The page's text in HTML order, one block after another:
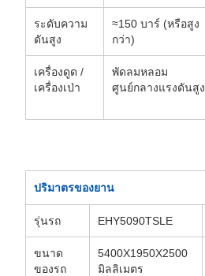
ระดับความ
ดันสูง
≈150 บาร์ (หรือสูง
กว่า)
เครื่องดูด /
เครื่องเป่า
พัดลมหลอม
ศูนย์กลางแรงดันสูง
ปริมาตรของยาน
รุ่นรถ EHY5090TSLE
ขนาด
ของรถ
5400X1950X2500
มิลลิเมตร